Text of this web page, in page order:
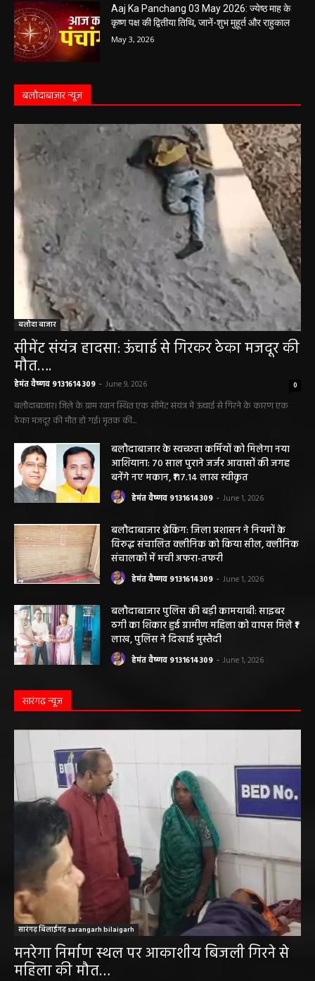
बलौदा बाजार
सीमेंट संयंत्र हादसा: ऊंचाई से गिरकर ठेका मजदूर की
मौत….
हेमंत वैष्णव 9131614309 - June 9, 2026
बलौदाबाजार। जिले के ग्राम रवान स्थित एक सीमेंट संयंत्र में ऊंचाई से गिरने के कारण एक
ठेका मजदूर की मौत हो गई। मृतक की...
बलौदाबाजार के स्वच्छता कर्मियों को मिलेगा नया
बनेंगे नए मकान, ₹117.14 लाख स्वीकृत
हेमंत वैष्णव 9131614309 - June 1, 2026
विरुद्ध संचालित क्लीनिक को किया सील, क्लीनिक
संचालकों में मची अफरा-तफरी
हेमंत वैष्णव 9131614309 - June 1, 2026
ठगी का शिकार हुई ग्रामीण महिला को वापस मिले ₹1
लाख, पुलिस ने दिखाई मुस्तैदी
हेमंत वैष्णव 9131614309 -
सारंगढ़ न्यूज़
सारंगढ़ बिलाईगढ़ sarangarh bilaigarh
मनरेगा निर्माण स्थल पर आकाशीय बिजली गिरने से
महिला की मौत…
हेमंत वैष्णव 9131614309 June 3, 2026
मनेंद्रगढ़। एमसीबी जिले के वनांचल ब्लॉक भरतपुर की ग्राम पंचायत चरखर में मंगलवार
दोपहर मनरेगा चेक डेम निर्माण स्थल पर अचानक आकाशीय बिजली गिरने...
कृषि विभाग की बड़ी कार्रवाई, 6 खाद दुकानों के